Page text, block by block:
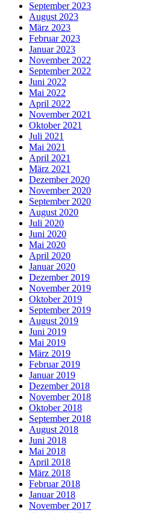
September 2023
August 2023
März 2023
Februar 2023
Januar 2023
November 2022
September 2022
Juni 2022
Mai 2022
April 2022
November 2021
Oktober 2021
Juli 2021
Mai 2021
April 2021
März 2021
Dezember 2020
November 2020
September 2020
August 2020
Juli 2020
Juni 2020
Mai 2020
April 2020
Januar 2020
Dezember 2019
November 2019
Oktober 2019
September 2019
August 2019
Juni 2019
Mai 2019
März 2019
Februar 2019
Januar 2019
Dezember 2018
November 2018
Oktober 2018
September 2018
August 2018
Juni 2018
Mai 2018
April 2018
März 2018
Februar 2018
Januar 2018
November 2017